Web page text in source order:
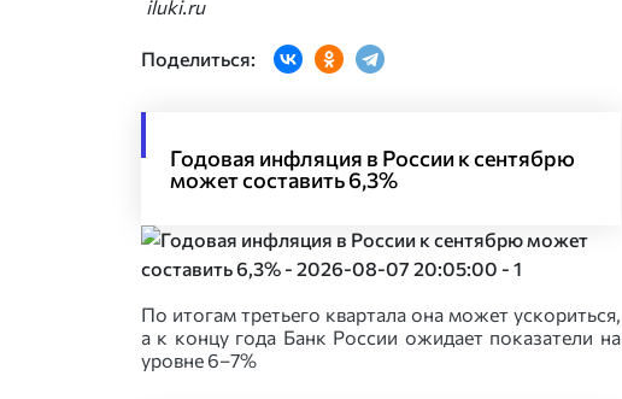
iluki.ru
Поделиться:
Годовая инфляция в России к сентябрю
может составить 6,3%
По итогам третьего квартала она может ускориться,
а к концу года Банк России ожидает показатели на
уровне 6–7%